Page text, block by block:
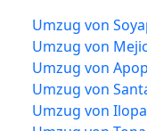
Umzug von
Umzug von
Umzug von
Umzug von
Umzug von